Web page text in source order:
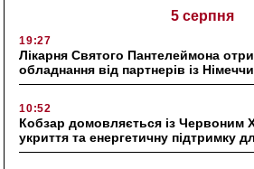
5 серпня
19:27
Лікарня Святого Пантелеймона
обладнання від партнерів із
10:52
Кобзар домовляється із Червоним
укриття та енергетичну підтримку